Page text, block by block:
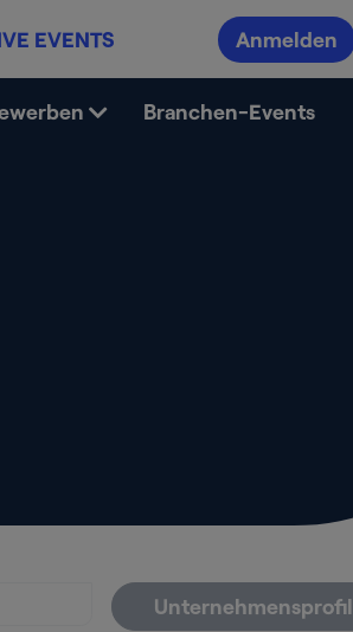
EVENTS Anmelden
Branchen-Events
Unternehmensprofil